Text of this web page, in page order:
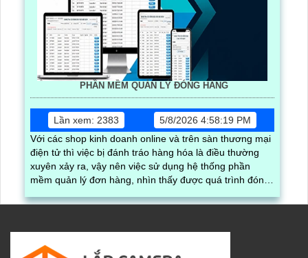
PHẦN MỀM QUẢN LÝ ĐÓNG HÀNG
Lần xem: 2383
5/8/2026 4:58:19 PM
Với các shop kinh doanh online và trên sàn thương mại
điện tử thì việc bị đánh tráo hàng hóa là điều thường
xuyên xảy ra, vậy nên việc sử dụng hệ thống phần
mềm quản lý đơn hàng, nhìn thấy được quá trình đóng
được ghi lại một cách dễ dàng